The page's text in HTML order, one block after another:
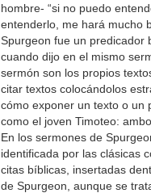
hombre- “si no puedo
entenderlo, me hará mucho
Spurgeon fue un predicador
cuando dijo en el mismo
sermón son los propios
citar textos colocándolos
cómo exponer un texto o un
como el joven Timoteo:
En los sermones de
identificada por las clásicas
citas bíblicas, insertadas
de Spurgeon, aunque se